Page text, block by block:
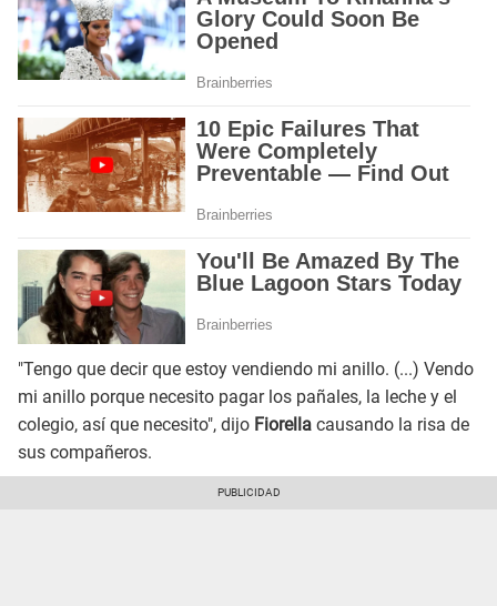
"Tengo que decir que estoy vendiendo mi anillo. (...) Vendo
mi anillo porque necesito pagar los pañales, la leche y el
colegio, así que necesito", dijo Fiorella causando la risa de
sus compañeros.